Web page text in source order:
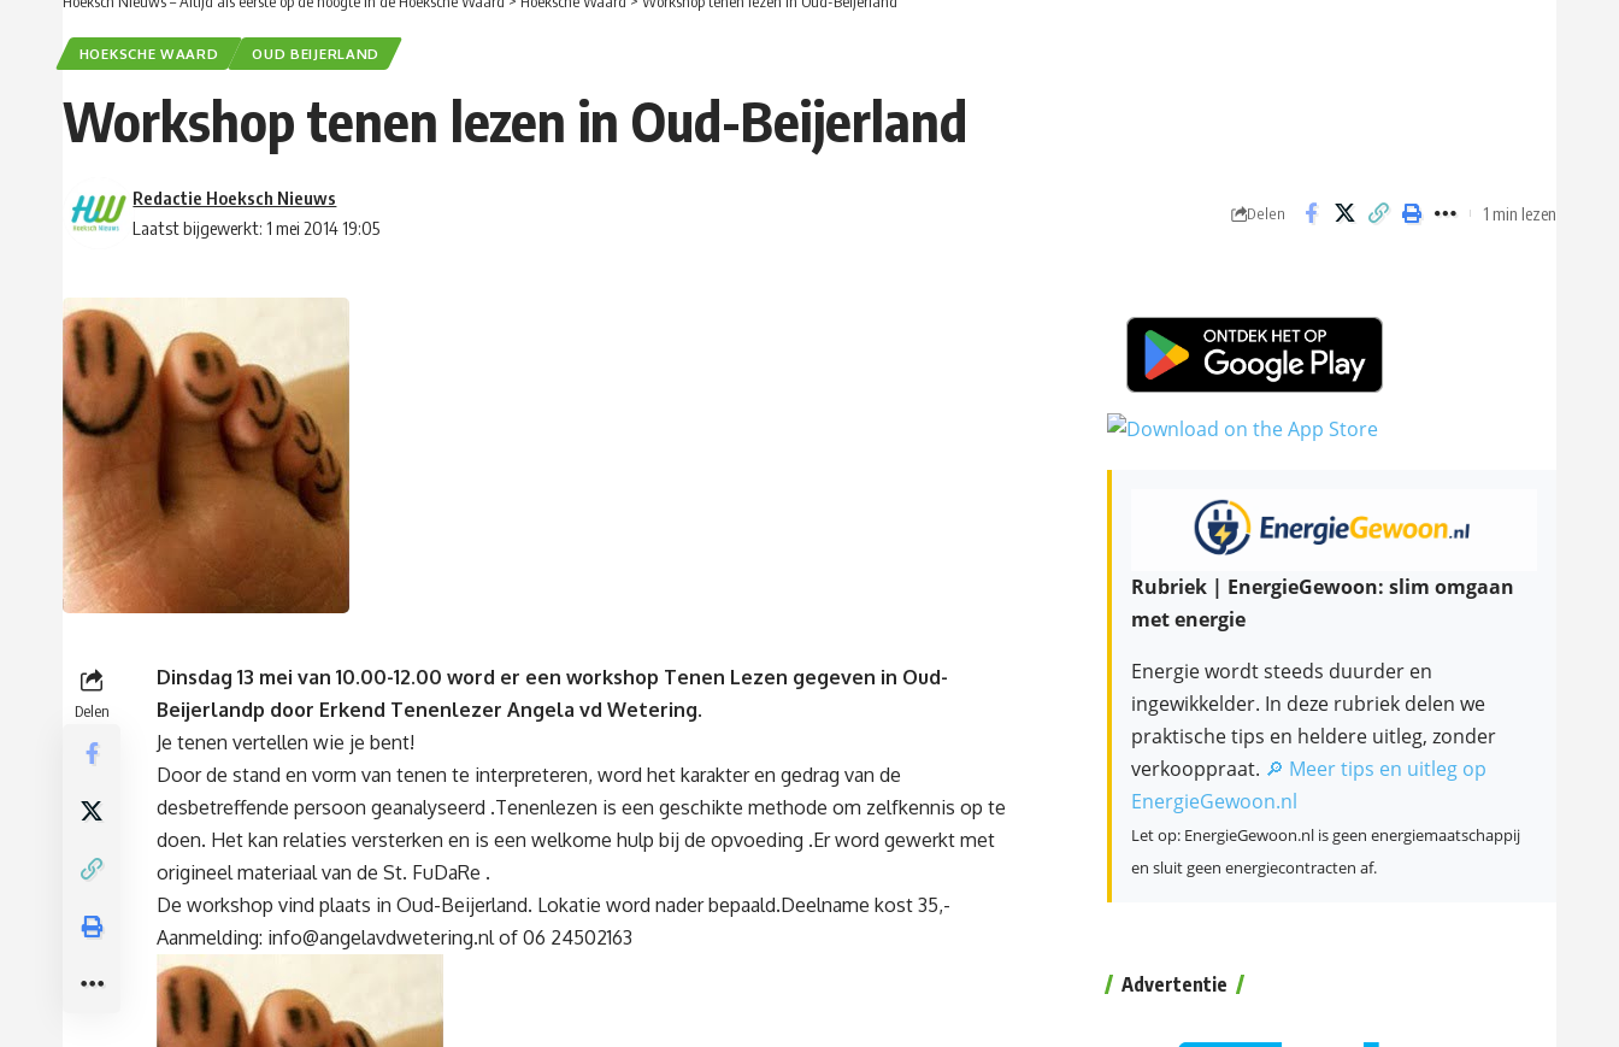
HOEKSCHE WAARD OUD BEIJERLAND
Workshop tenen lezen in Oud-Beijerland
Laatst bijgewerkt: 1 mei 2014 19:05
Redactie Hoeksch Nieuws
Delen 1 min lezen
Delen
Dinsdag 13 mei van 10.00-12.00 word er een workshop Tenen Lezen gegeven in Oud-
Beijerlandp door Erkend Tenenlezer Angela vd Wetering.
Je tenen vertellen wie je bent!
Door de stand en vorm van tenen te interpreteren, word het karakter en gedrag van de
desbetreffende persoon geanalyseerd .Tenenlezen is een geschikte methode om zelfkennis op te
doen. Het kan relaties versterken en is een welkome hulp bij de opvoeding .Er word gewerkt met
origineel materiaal van de St. FuDaRe .
De workshop vind plaats in Oud-Beijerland. Lokatie word nader bepaald.Deelname kost 35,-
Aanmelding: info@angelavdwetering.nlof 06 24502163
Rubriek | EnergieGewoon: slim omgaan
met energie
Energie wordt steeds duurder en
ingewikkelder. In deze rubriek delen we
praktische tips en heldere uitleg, zonder
verkooppraat. 🔎 Meer tips en uitleg op
EnergieGewoon.nl
Let op: EnergieGewoon.nl is geen energiemaatschappij
en sluit geen energiecontracten af.
Advertentie